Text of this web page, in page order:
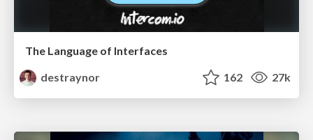
The Language of Interfaces
destraynor
162 27k